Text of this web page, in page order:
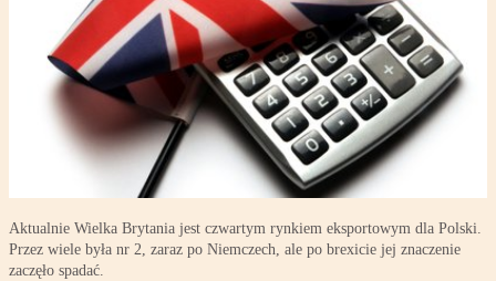
Aktualnie Wielka Brytania jest czwartym rynkiem eksportowym dla Polski.
Przez wiele była nr 2, zaraz po Niemczech, ale po brexicie jej znaczenie
zaczęło spadać.